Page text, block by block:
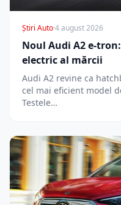
Știri Auto·4 august 2026
Noul Audi A2 e-
electric al mărcii
Audi A2 revine ca
cel mai eficient model
Testele…